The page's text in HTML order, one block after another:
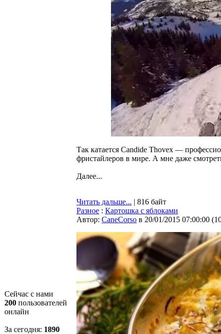
Сейчас с нами
200 пользователей
онлайн
За сегодня: 1891
Так катается Candide Thovex —
фристайлеров в мире. А мне даже
Далее...
Читать дальше... | 816 байт
Разное : Картошка с яблоками
Автор: CaneCorso в 20/01/2015 07:00:00 (